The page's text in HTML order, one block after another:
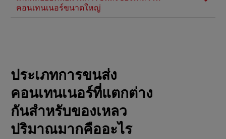
คอนเทนเนอร์ขนาดใหญ่
ประเภทการขนส่ง
คอนเทนเนอร์ที่แตกต่าง
กันสําหรับของเหลว
ปริมาณมากคืออะไร